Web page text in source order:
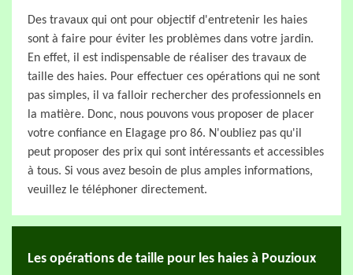
Des travaux qui ont pour objectif d'entretenir les haies
sont à faire pour éviter les problèmes dans votre jardin.
En effet, il est indispensable de réaliser des travaux de
taille des haies. Pour effectuer ces opérations qui ne sont
pas simples, il va falloir rechercher des professionnels en
la matière. Donc, nous pouvons vous proposer de placer
votre confiance en Elagage pro 86. N'oubliez pas qu'il
peut proposer des prix qui sont intéressants et accessibles
à tous. Si vous avez besoin de plus amples informations,
veuillez le téléphoner directement.
Les opérations de taille pour les haies à Pouzioux